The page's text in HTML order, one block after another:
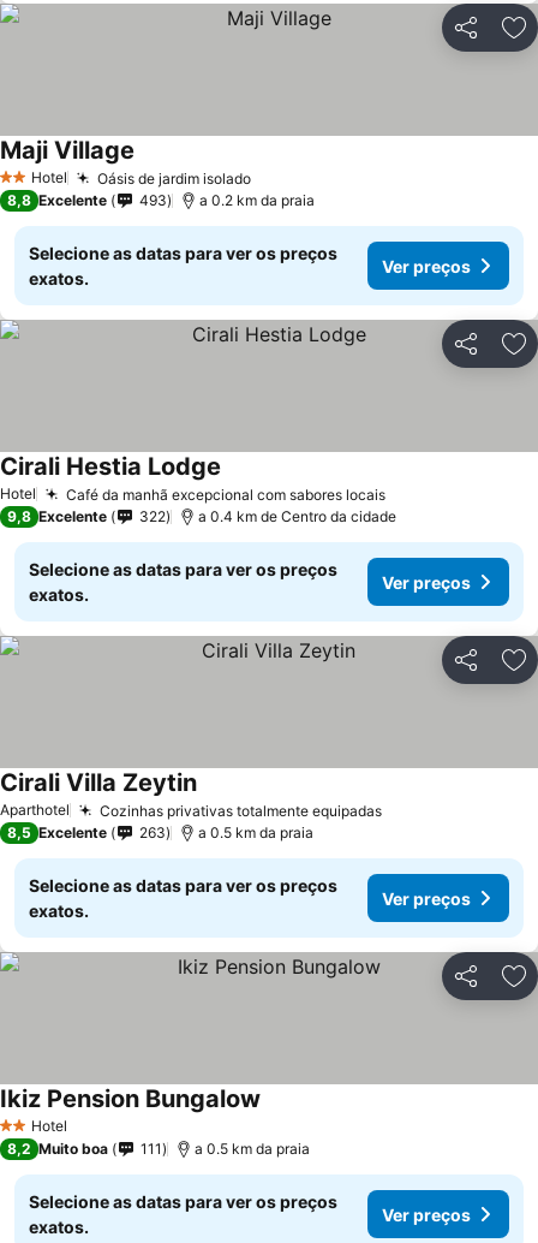
Partilhar
2 Estrelas
Hotel Oásis de jardim isolado
Maji Village
8,8 Excelente 493 a 0.2 km da praia
Selecione as datas para ver os preços
exatos.
Ver preços
Partilhar
Hotel Café da manhã excepcional com sabores locais
Cirali Hestia Lodge
9,8 Excelente 322 a 0.4 km de Centro da cidade
Selecione as datas para ver os preços
exatos.
Ver preços
Partilhar
Aparthotel Cozinhas privativas totalmente equipadas
Cirali Villa Zeytin
8,5 Excelente 263 a 0.5 km da praia
Selecione as datas para ver os preços
exatos.
Ver preços
Partilhar
2 Estrelas
Hotel
Ikiz Pension Bungalow
8,2 Muito boa 111 a 0.5 km da praia
Selecione as datas para ver os preços
exatos.
Ver preços